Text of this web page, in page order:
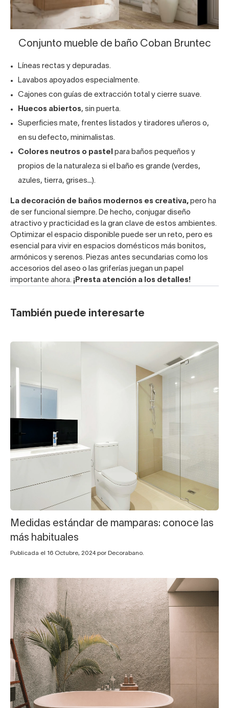
Conjunto mueble de baño Coban Bruntec
Líneas rectas y depuradas.
Lavabos apoyados especialmente.
Cajones con guías de extracción total y cierre suave.
Huecos abiertos, sin puerta.
Superficies mate, frentes listados y tiradores uñeros o,
en su defecto, minimalistas.
Colores neutros o pastel para baños pequeños y
propios de la naturaleza si el baño es grande (verdes,
azules, tierra, grises…).
La decoración de baños modernos es creativa, pero ha
de ser funcional siempre. De hecho, conjugar diseño
atractivo y practicidad es la gran clave de estos ambientes.
Optimizar el espacio disponible puede ser un reto, pero es
esencial para vivir en espacios domésticos más bonitos,
armónicos y serenos. Piezas antes secundarias como los
accesorios del aseo o las griferías juegan un papel
importante ahora. ¡Presta atención a los detalles!
También puede interesarte
Medidas estándar de mamparas: conoce las
más habituales
Publicada el 16 Octubre, 2024 por Decorabano.